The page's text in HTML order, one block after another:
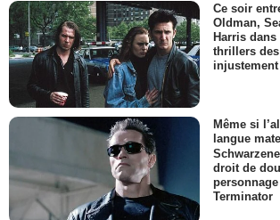
Ce soir
Oldman,
Harris
thrillers des
Même si
langue
droit de
Terminator